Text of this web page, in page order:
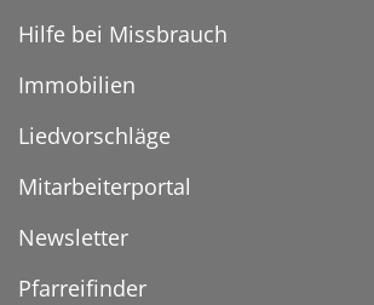
Hilfe bei Missbrauch
Immobilien
Liedvorschläge
Mitarbeiterportal
Newsletter
Pfarreifinder